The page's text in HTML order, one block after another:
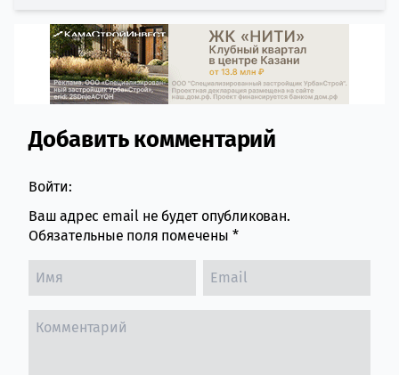
Comment section
Добавить комментарий
Войти:
Ваш адрес email не будет опубликован.
Обязательные поля помечены *